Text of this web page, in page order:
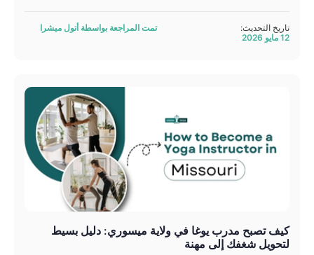
تاريخ التحديث:
12 مايو 2026
تمت المراجعة بواسطة أتول ميشرا
كيف تصبح مدرب يوغا في ولاية ميسوري: دليل بسيط
لتحويل شغفك إلى مهنة